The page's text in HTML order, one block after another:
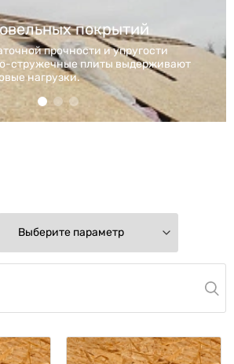
покрытий
прочности и упругости
стружечные плиты выдерживают
нагрузки.